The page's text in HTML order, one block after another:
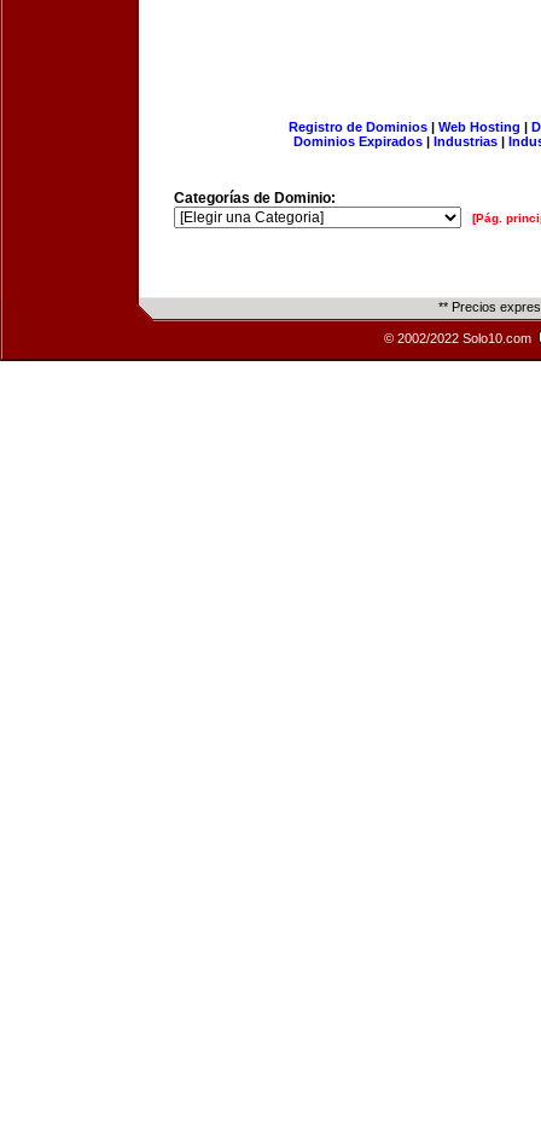
Registro de Dominios| Web Hosting |
Dominios Expirados | Industrias |
Categorías de Dominio:
[Pág.
** Precios
© 2002/2022 Solo10.com